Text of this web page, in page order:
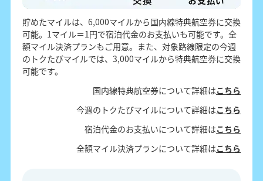
貯めたマイルは、6,000マイルから国内線特典航空券に交換
可能。1マイル＝1円で宿泊代金のお支払いも可能です。全
額マイル決済プランもご用意。また、対象路線限定の今週
のトクたびマイルでは、3,000マイルから特典航空券に交換
可能です。
国内線特典航空券について詳細はこちら
今週のトクたびマイルについて詳細はこちら
宿泊代金のお支払いについて詳細はこちら
全額マイル決済プランについて詳細はこちら